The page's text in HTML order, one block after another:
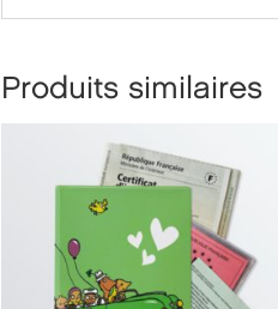
Produits similaires